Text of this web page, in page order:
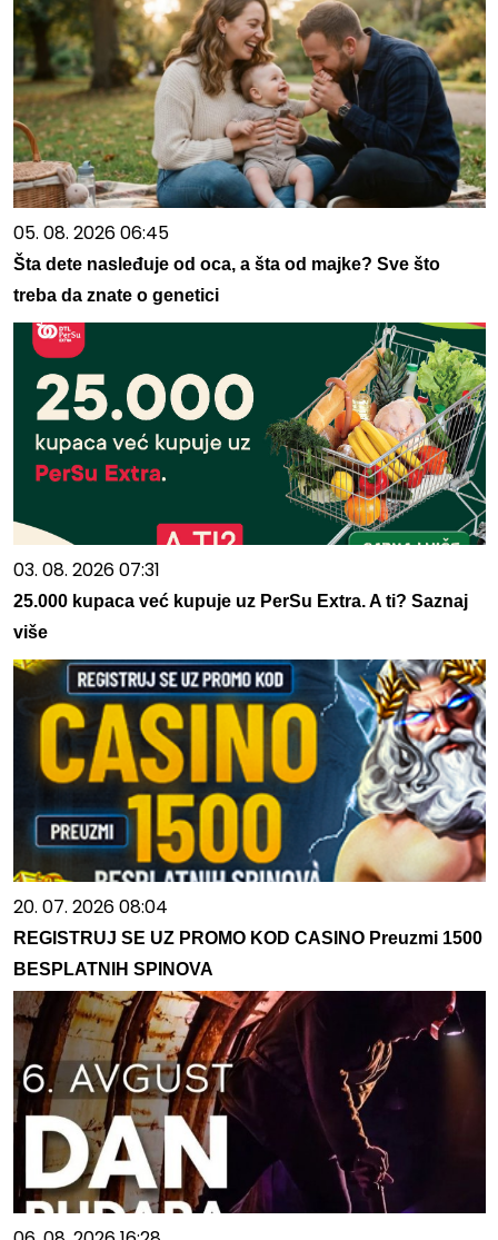
05. 08. 2026 06:45
Šta dete nasleđuje od oca, a šta od majke? Sve što
treba da znate o genetici
03. 08. 2026 07:31
25.000 kupaca već kupuje uz PerSu Extra. A ti? Saznaj
više
20. 07. 2026 08:04
REGISTRUJ SE UZ PROMO KOD CASINO Preuzmi 1500
BESPLATNIH SPINOVA